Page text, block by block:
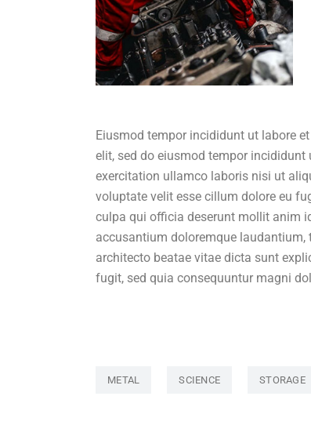
Eiusmod tempor incididunt ut labore
elit, sed do eiusmod tempor
exercitation ullamco laboris nisi ut
voluptate velit esse cillum dolore eu
culpa qui officia deserunt mollit anim
accusantium doloremque laudantium,
architecto beatae vitae dicta sunt
fugit, sed quia consequuntur magni
METAL SCIENCE STORAGE